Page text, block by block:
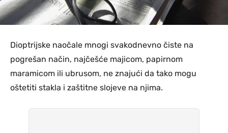
Dioptrijske naočale mnogi svakodnevno čiste na
pogrešan način, najčešće majicom, papirnom
maramicom ili ubrusom, ne znajući da tako mogu
oštetiti stakla i zaštitne slojeve na njima.